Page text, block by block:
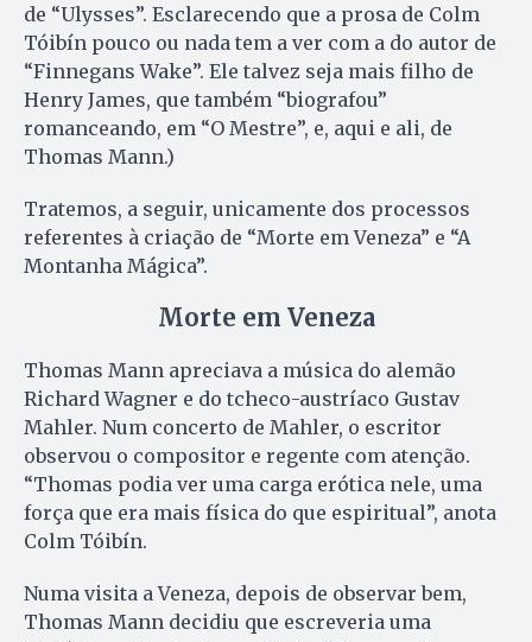
de “Ulysses”. Esclarecendo que a prosa de Colm
Tóibín pouco ou nada tem a ver com a do autor de
“Finnegans Wake”. Ele talvez seja mais filho de
Henry James, que também “biografou”
romanceando, em “O Mestre”, e, aqui e ali, de
Thomas Mann.)
Tratemos, a seguir, unicamente dos processos
referentes à criação de “Morte em Veneza” e “A
Montanha Mágica”.
Morte em Veneza
Thomas Mann apreciava a música do alemão
Richard Wagner e do tcheco-austríaco Gustav
Mahler. Num concerto de Mahler, o escritor
observou o compositor e regente com atenção.
“Thomas podia ver uma carga erótica nele, uma
força que era mais física do que espiritual”, anota
Colm Tóibín.
Numa visita a Veneza, depois de observar bem,
Thomas Mann decidiu que escreveria uma